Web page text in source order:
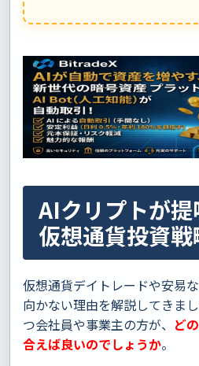
AIクリプトが
仮想通貨投資戦
仮想通貨デイトレードや安易
向かない理由を解説してきま
つ会社員や事業主の方が、 ど
合えば良いのでしょうか。